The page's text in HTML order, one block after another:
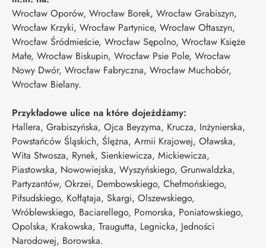
Wrocław Oporów, Wrocław Borek, Wrocław Grabiszyn,
Wrocław Krzyki, Wrocław Partynice, Wrocław Ołtaszyn,
Wrocław Śródmieście, Wrocław Sępolno, Wrocław Księże
Małe, Wrocław Biskupin, Wrocław Psie Pole, Wrocław
Nowy Dwór, Wrocław Fabryczna, Wrocław Muchobór,
Wrocław Bielany.
Przykładowe ulice na które dojeżdżamy:
Hallera, Grabiszyńska, Ojca Beyzyma, Krucza, Inżynierska,
Powstańców Śląskich, Ślężna, Armii Krajowej, Oławska,
Wita Stwosza, Rynek, Sienkiewicza, Mickiewicza,
Piastowska, Nowowiejska, Wyszyńskiego, Grunwaldzka,
Partyzantów, Okrzei, Dembowskiego, Chełmońskiego,
Piłsudskiego, Kołłątaja, Skargi, Olszewskiego,
Wróblewskiego, Baciarellego, Pomorska, Poniatowskiego,
Opolska, Krakowska, Traugutta, Legnicka, Jedności
Narodowej, Borowska.